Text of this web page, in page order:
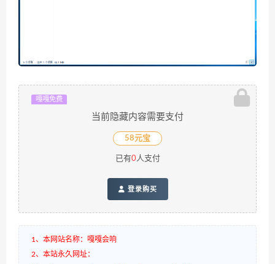
嘎嘎免费
当前隐藏内容需要支付
58元宝
已有0人支付
登录购买
1、本网站名称：嘎嘎会响
2、本站永久网址：